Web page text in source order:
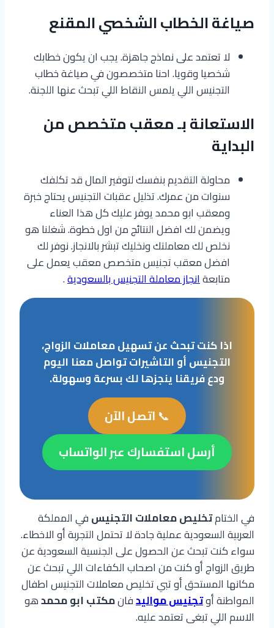
صياغة الخطاب الشخصي المقنع
لا تعتمد على نماذج جاهزة. يجب ان يكون خطابك
شخصيا وقويا. احنا متخصصون في صياغة خطاب
التجنيس اللي يلمس النقاط اللي تبحث عنها اللجنة.
الاستعانة بـ معقب متخصص من
البداية
محاولة التقديم بنفسك لتوفير المال قد تكلفك
سنوات من عمرك. تذليل عقبات التجنيس يحتاج خبرة
ومعقب ابو محمد يوفر عليك كل هذا العناء
ويضمن لك افضل النتائج من اول خطوة. شغلنا هو
نخلص لك معاملتك ونخليك تبشر بالانجاز. نوفر لك
افضل معقب تجنيس متخصص معقب يعمل على
متابعةانجاز معاملة التجنيس بالسعودية.
اذا كنت تبحث عن تسهيل معاملات الزواج،
التجنيس أو التاشيرات تواصل معنا اليوم
ودع فريقنا ينجزها لك بسرعة وسهولة.
📞اتصل الآن
أرسل استفسارك عبر الواتساب
في الختامتخليص معاملات التجنيسفي المملكة
العربية السعودية عملية جادة لا تحتمل التجربة أو الاخطاء.
سواء كنت تبحث عن الحصول على الجنسية السعودية عن
طريق الزواج أو كنت من اصحاب الكفاءات اللي تبحث عن
مكانها المستحق أو تبي تخليص معاملات التجنيس اطفال
المواطنة أوتجنيس مواليدفانمكتب ابو محمدهو
الاسم اللي تبغى تعتمد عليه.